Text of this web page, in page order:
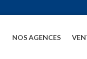
NOS AGENCES